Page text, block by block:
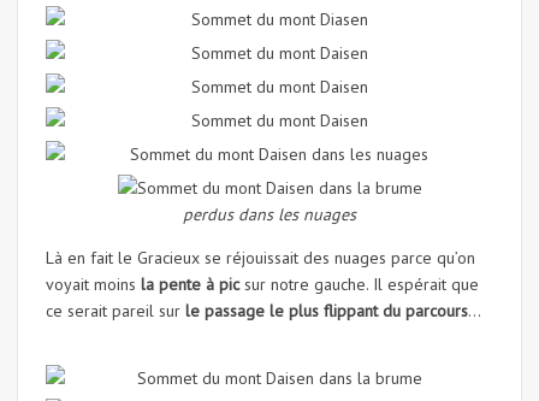
perdus dans les nuages
Là en fait le Gracieux se réjouissait des nuages parce qu’on
voyait moins la pente à picsur notre gauche. Il espérait que
ce serait pareil sur le passage le plus flippant du parcours…